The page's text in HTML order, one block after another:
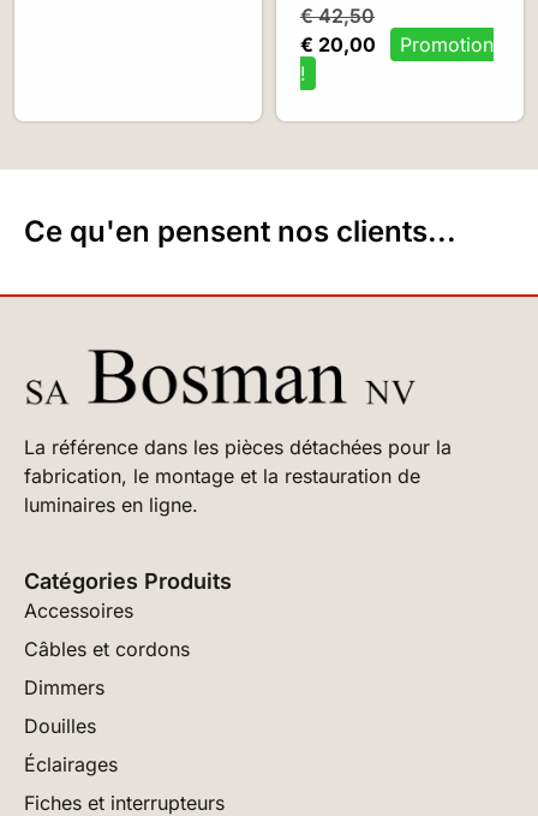
€42,50
€ 20,00
Ce qu'en pensent nos clients...
La référence dans les pièces détachées pour la
fabrication, le montage et la restauration de
luminaires en ligne.
Catégories Produits
Accessoires
Câbles et cordons
Dimmers
Douilles
Éclairages
Fiches et interrupteurs